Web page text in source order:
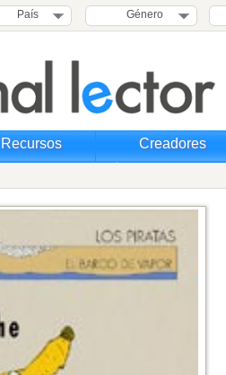
País Género
Recursos Creadores